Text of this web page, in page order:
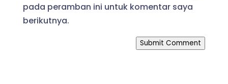
pada peramban ini untuk komentar saya
berikutnya.
Submit Comment